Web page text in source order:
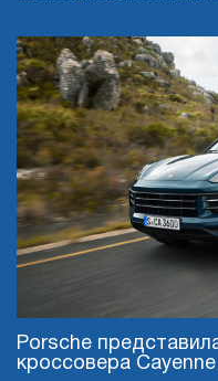
Porsche
кроссовера Cayenne